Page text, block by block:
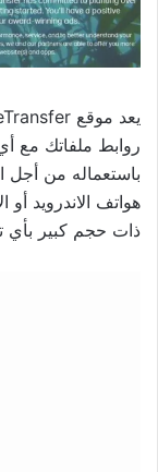
روابط ملفاتك مع
باستعماله من
هواتف الاندرويد
ذات حجم كبير بأي